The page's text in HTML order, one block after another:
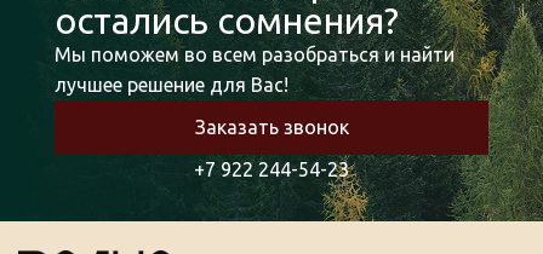
остались сомнения?
Мы поможем во всем разобраться и найти
лучшее решение для Вас!
Заказать звонок
+7 922 244-54-23